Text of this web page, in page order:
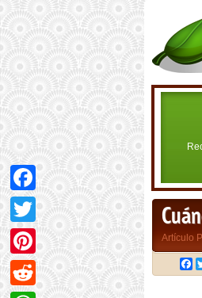
Artículo
Facebook
Twitter
Pinterest